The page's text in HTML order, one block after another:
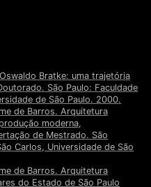
Bratke: uma trajetória
São Paulo: Faculdade
de São Paulo. 2000.
de Barros. Arquitetura
moderna,
de Mestrado. São
Carlos, Universidade de São
de Barros. Arquitetura
do Estado de São Paulo